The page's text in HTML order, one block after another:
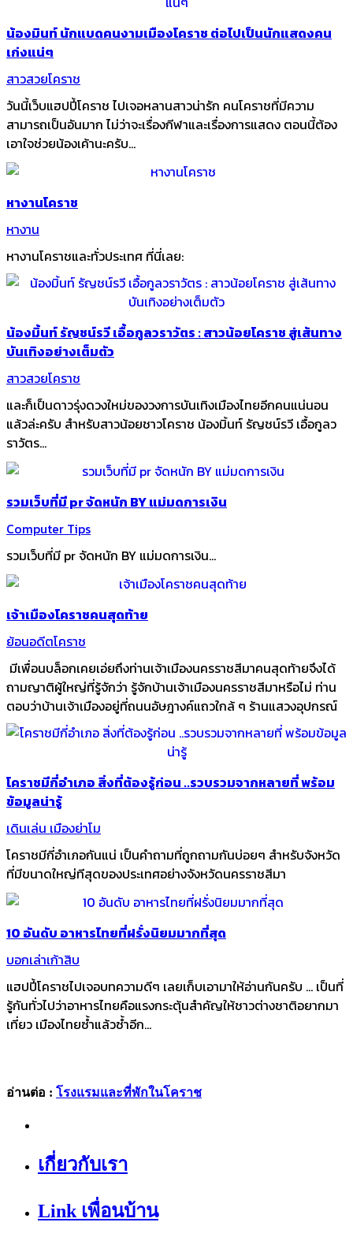
น้องมินท์ นักแบดคนงามเมืองโคราช ต่อไปเป็นนักแสดงคน
เก่งแน่ๆ
สาวสวยโคราช
วันนี้เว็บแฮปปี้โคราช ไปเจอหลานสาวน่ารัก คนโคราชที่มีความ
สามารถเป็นอันมาก ไม่ว่าจะเรื่องกีฬาและเรื่องการแสดง ตอนนี้ต้อง
เอาใจช่วยน้องเค้านะครับ...
หางานโคราช
หางาน
หางานโคราชและทั่วประเทศ ที่นี่เลย:
น้องมิ้นท์ รัญชน์รวี เอื้อกูลวราวัตร : สาวน้อยโคราช สู่เส้นทาง
บันเทิงอย่างเต็มตัว
สาวสวยโคราช
และก็เป็นดาวรุ่งดวงใหม่ของวงการบันเทิงเมืองไทยอีกคนแน่นอน
แล้วล่ะครับ สำหรับสาวน้อยชาวโคราช น้องมิ้นท์ รัญชน์รวี เอื้อกูลว
ราวัตร...
รวมเว็บที่มี pr จัดหนัก BY แม่มดการเงิน
Computer Tips
รวมเว็บที่มี pr จัดหนัก BY แม่มดการเงิน...
เจ้าเมืองโคราชคนสุดท้าย
ย้อนอดีตโคราช
มีเพื่อนบล็อกเคยเอ่ยถึงท่านเจ้าเมืองนครราชสีมาคนสุดท้ายจึงได้
ถามญาติผู้ใหญ่ที่รู้จักว่า รู้จักบ้านเจ้าเมืองนครราชสีมาหรือไม่ ท่าน
ตอบว่าบ้านเจ้าเมืองอยู่ที่ถนนอัษฎางค์แถวใกล้ ๆ ร้านแสวงอุปกรณ์
โคราชมีกี่อำเภอ สิ่งที่ต้องรู้ก่อน ..รวบรวมจากหลายที่ พร้อม
ข้อมูลน่ารู้
เดินเล่น เมืองย่าโม
โคราชมีกี่อำเภอกันแน่ เป็นคำถามที่ถูกถามกันบ่อยๆ สำหรับจังหวัด
ที่มีขนาดใหญ่ทีสุดของประเทศอย่างจังหวัดนครราชสีมา
10 อันดับ อาหารไทยที่ฝรั่งนิยมมากที่สุด
บอกเล่าเก้าสิบ
แฮปปี้โคราชไปเจอบทความดีๆ เลยเก็บเอามาให้อ่านกันครับ ... เป็นที่
รู้กันทั่วไปว่าอาหารไทยคือแรงกระตุ้นสำคัญให้ชาวต่างชาติอยากมา
เที่ยว เมืองไทยซ้ำแล้วซ้ำอีก...
อ่านต่อ : โรงแรมและที่พักในโคราช
เกี่ยวกับเรา
Link เพื่อนบ้าน